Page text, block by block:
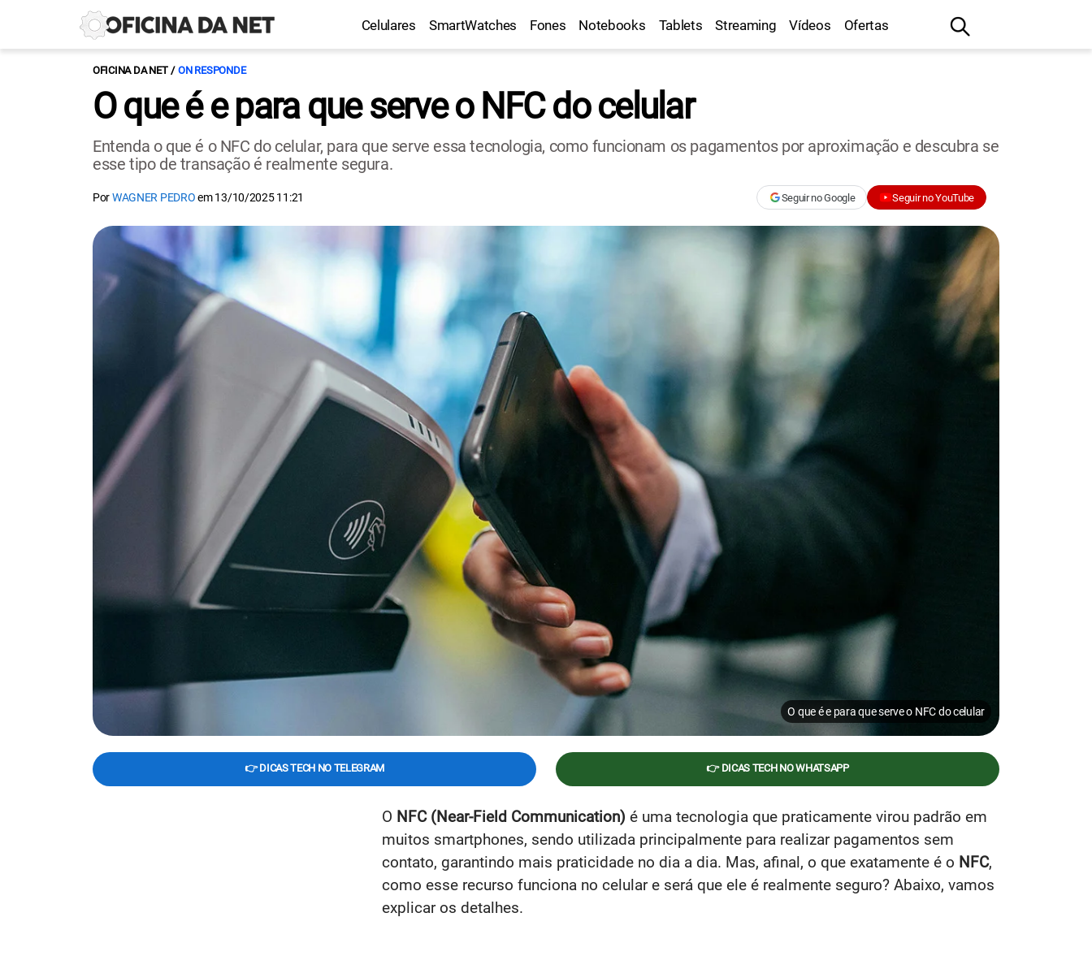
Celulares SmartWatches Fones Notebooks Tablets Streaming Vídeos Ofertas
OFICINA DA NET ON RESPONDE
O que é e para que serve o NFC do celular
Entenda o que é o NFC do celular, para que serve essa tecnologia, como funcionam os pagamentos por aproximação e descubra se
esse tipo de transação é realmente segura.
PorWAGNER PEDROem13/10/2025 11:21 Seguir no Google Seguir no YouTube
O que é e para que serve o NFC do celular
👉 DICAS TECH NO TELEGRAM 👉 DICAS TECH NO WHATSAPP
O NFC (Near-Field Communication) é uma tecnologia que praticamente virou padrão em
muitos smartphones, sendo utilizada principalmente para realizar pagamentos sem
contato, garantindo mais praticidade no dia a dia. Mas, afinal, o que exatamente é o NFC,
como esse recurso funciona no celular e será que ele é realmente seguro? Abaixo, vamos
explicar os detalhes.